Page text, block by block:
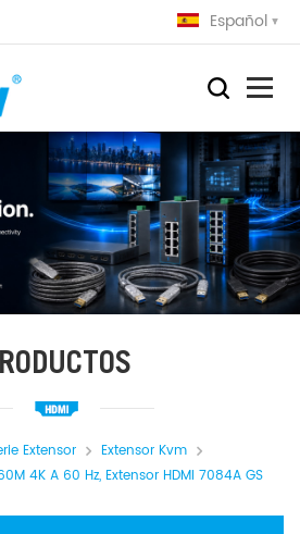
Español
Extensor
Extensor Kvm
4K A 60 Hz, Extensor HDMI 7084A GS